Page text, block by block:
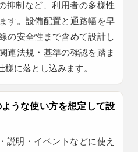
抑制など、利用者の多様性
す。設備配置と通路幅を早
の安全性まで含めて設計し
連法規・基準の確認を踏ま
に落とし込みます。
うな使い方を想定して設
説明・イベントなどに使え